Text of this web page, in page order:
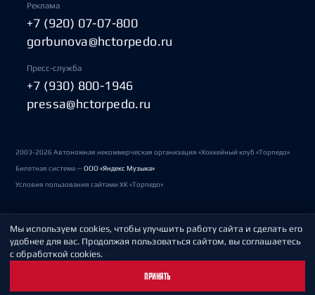
Реклама
+7 (920) 07-07-800
gorbunova@hctorpedo.ru
Пресс-служба
+7 (930) 800-1946
pressa@hctorpedo.ru
2003-2026 Автономная некоммерческая организация «Хоккейный клуб «Торпедо»
Билетная система —ООО «Яндекс Музыка»
Условия пользования сайтами ХК «Торпедо»
Политика обработки персональных данных
Пользовательское соглашение
Мы используем cookies, чтобы улучшить работу сайта и сделать его
удобнее для вас. Продолжая пользоваться сайтом, вы соглашаетесь
с обработкой cookies.
ПРИНЯТЬ